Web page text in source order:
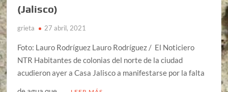
(Jalisco)
grieta 27 abril, 2021
Foto: Lauro Rodríguez Lauro Rodríguez / El Noticiero
NTR Habitantes de colonias del norte de la ciudad
acudieron ayer a Casa Jalisco a manifestarse por la falta